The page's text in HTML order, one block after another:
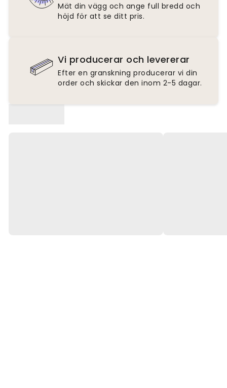
Mät din vägg och ange full bredd och
höjd för att se ditt pris.
Vi producerar och levererar
Efter en granskning producerar vi din
order och skickar den inom 2-5 dagar.